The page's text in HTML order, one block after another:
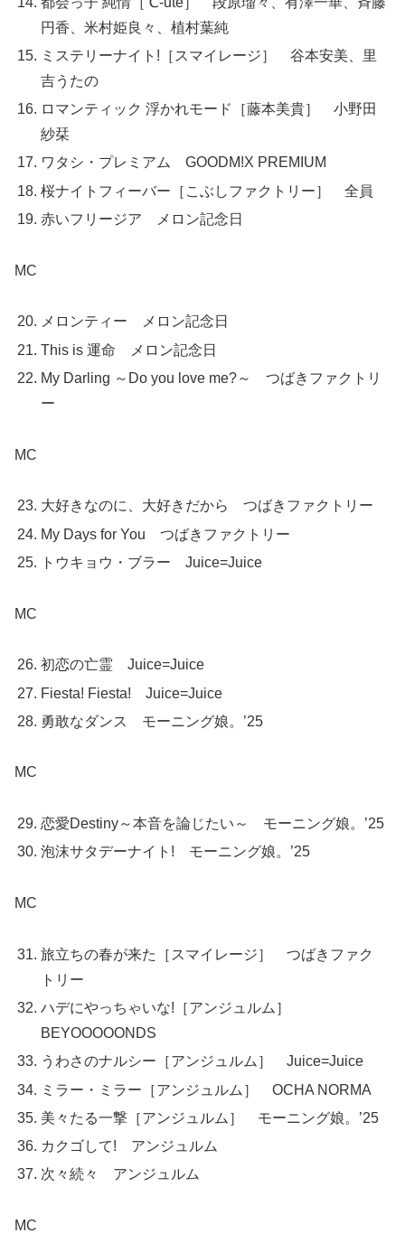
円香、米村姫良々、植村葉純
ミステリーナイト!［スマイレージ］ 谷本安美、里
吉うたの
ロマンティック 浮かれモード［藤本美貴］ 小野田
紗栞
ワタシ・プレミアム GOODM!X PREMIUM
桜ナイトフィーバー［こぶしファクトリー］ 全員
赤いフリージア メロン記念日
MC
メロンティー メロン記念日
This is 運命 メロン記念日
My Darling ～Do you love me?～ つばきファクトリ
ー
MC
大好きなのに、大好きだから つばきファクトリー
My Days for You つばきファクトリー
トウキョウ・ブラー Juice=Juice
MC
初恋の亡霊 Juice=Juice
Fiesta! Fiesta! Juice=Juice
勇敢なダンス モーニング娘。’25
MC
恋愛Destiny～本音を論じたい～ モーニング娘。’25
泡沫サタデーナイト! モーニング娘。’25
MC
旅立ちの春が来た［スマイレージ］ つばきファク
トリー
ハデにやっちゃいな!［アンジュルム］
BEYOOOOONDS
うわさのナルシー［アンジュルム］ Juice=Juice
ミラー・ミラー［アンジュルム］ OCHA NORMA
美々たる一撃［アンジュルム］ モーニング娘。’25
カクゴして! アンジュルム
次々続々 アンジュルム
MC